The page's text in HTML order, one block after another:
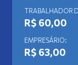
TRABALHADOR
R$ 60,00
EMPRESÁRIO:
R$ 63,00